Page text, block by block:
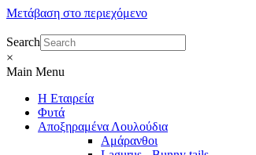
Μετάβαση στο περιεχόμενο
Search
×
Main Menu
Η Εταιρεία
Φυτά
Αποξηραμένα Λουλούδια
Αμάρανθοι